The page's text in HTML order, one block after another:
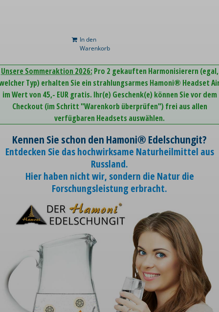
In den
Warenkorb
Unsere Sommeraktion 2026: Pro 2 gekauften Harmonisierern (egal,
Typ) erhalten Sie ein strahlungsarmes Hamoni® Headset
im Wert von 45,- EUR gratis. Ihr(e) Geschenk(e) können Sie vor dem
Checkout (im Schritt "Warenkorb überprüfen") frei aus allen
verfügbaren Headsets auswählen.
Kennen Sie schon den Hamoni® Edelschungit?
Entdecken Sie das hochwirksame Naturheilmittel aus
Russland.
Hier haben nicht wir, sondern die Natur die
Forschungsleistung erbracht.